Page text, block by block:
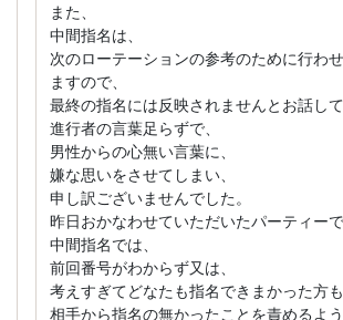
また、
中間指名は、
次のローテーションの参考のために行わ
ますので、
最終の指名には反映されませんとお話して
進行者の言葉足らずで、
男性からの心無い言葉に、
嫌な思いをさせてしまい、
申し訳ございませんでした。
昨日おかなわせていただいたパーティーで
中間指名では、
前回番号がわからず又は、
考えすぎてどなたも指名できまかった方も
相手から指名の無かったことを責めるよう